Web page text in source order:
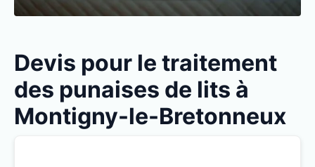
Devis pour le traitement
des punaises de lits à
Montigny-le-Bretonneux